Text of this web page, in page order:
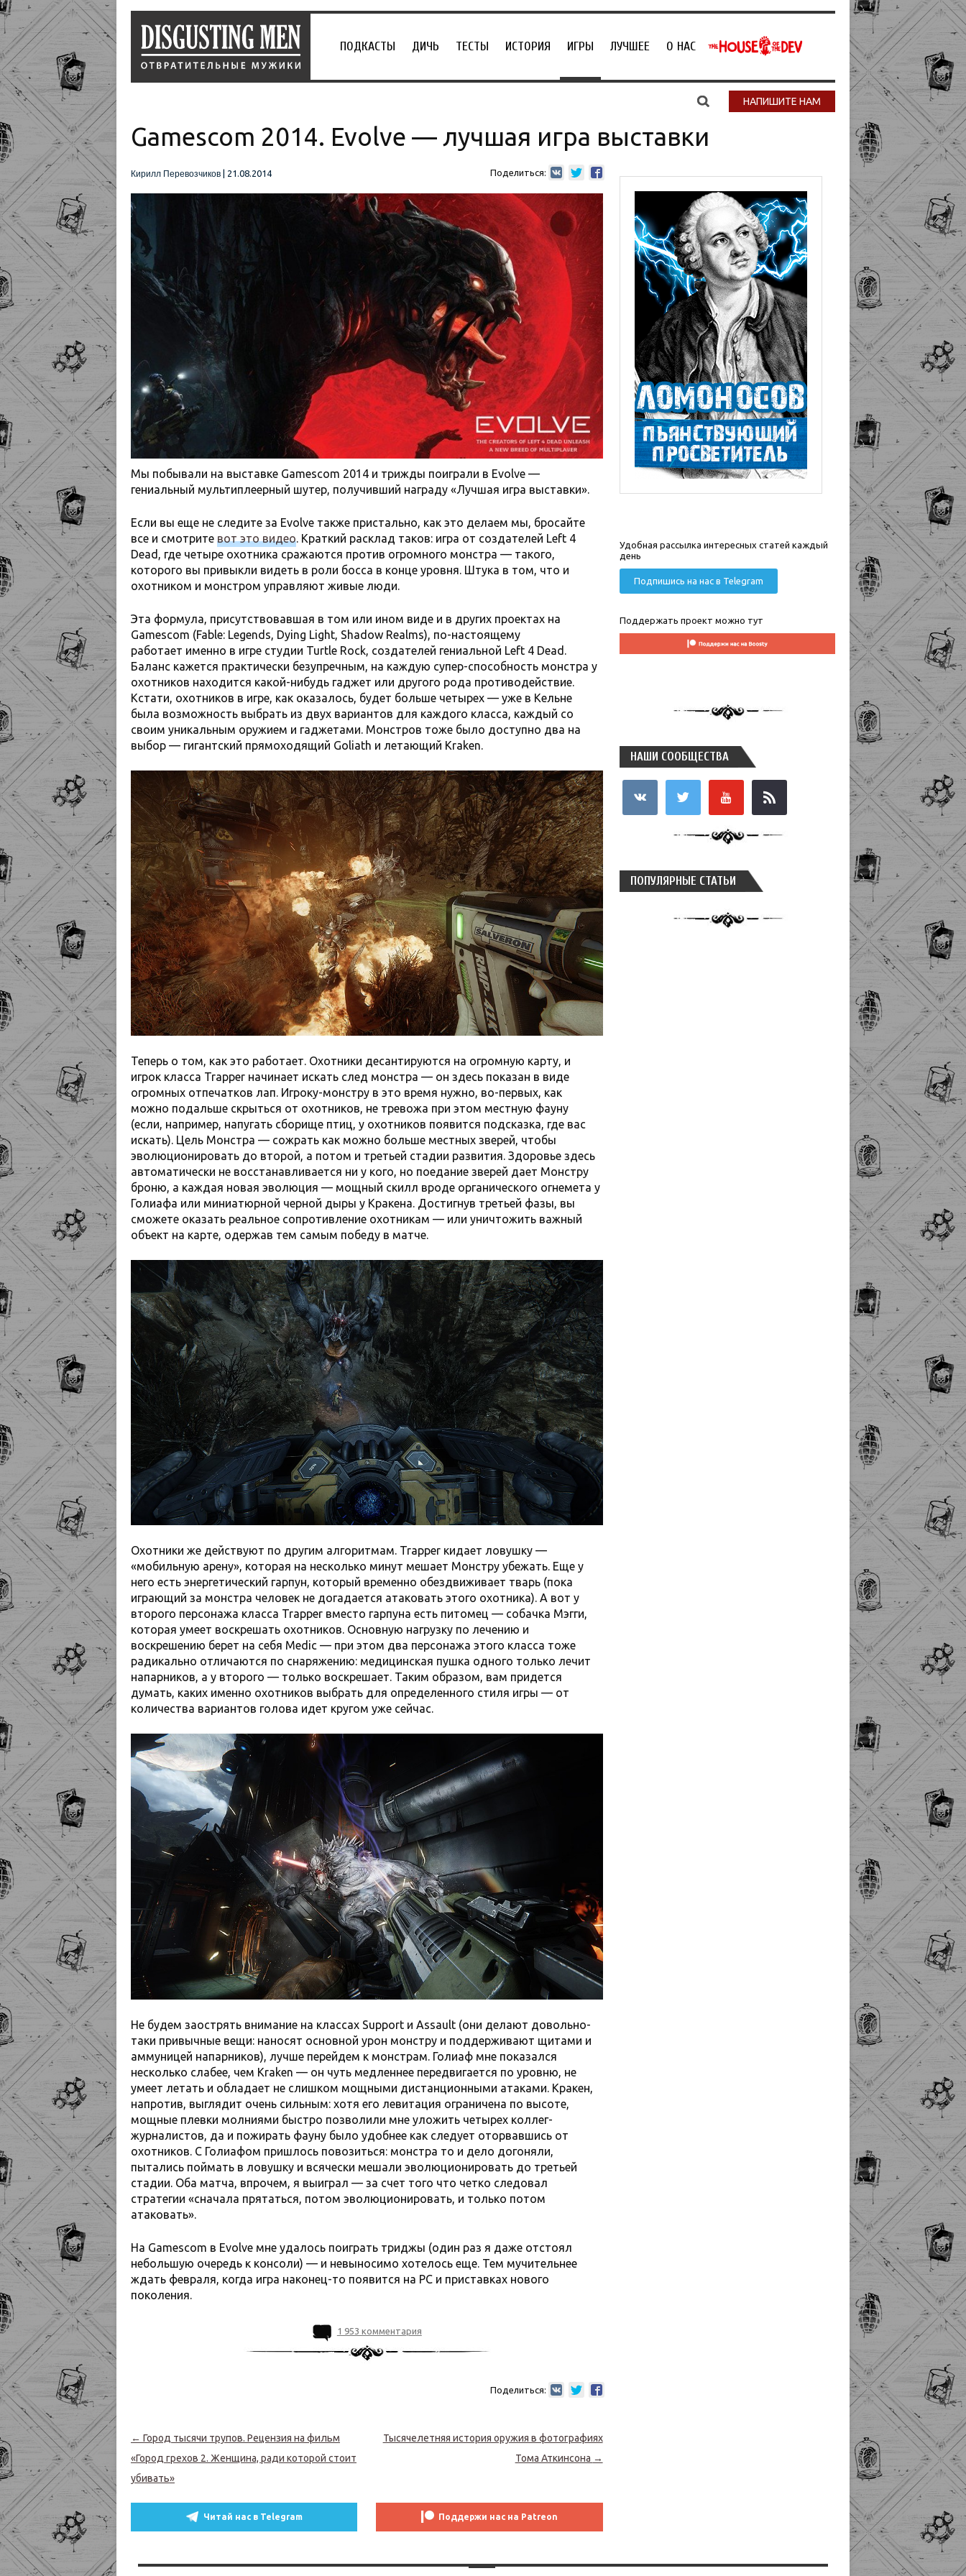
ПОДКАСТЫ ДИЧЬ ТЕСТЫ ИСТОРИЯ ИГРЫ ЛУЧШЕЕ О НАС
НАПИШИТЕ НАМ
Gamescom 2014. Evolve — лучшая игра выставки
Кирилл Перевозчиков 21.08.2014 Поделиться:
Мы побывали на выставке Gamescom 2014 и трижды поиграли в Evolve —
гениальный мультиплеерный шутер, получивший награду «Лучшая игра выставки».
Если вы еще не следите за Evolve также пристально, как это делаем мы, бросайте
все и смотрите вот это видео. Краткий расклад таков: игра от создателей Left 4
Dead, где четыре охотника сражаются против огромного монстра — такого,
которого вы привыкли видеть в роли босса в конце уровня. Штука в том, что и
охотником и монстром управляют живые люди.
Эта формула, присутствовавшая в том или ином виде и в других проектах на
Gamescom (Fable: Legends, Dying Light, Shadow Realms), по-настоящему
работает именно в игре студии Turtle Rock, создателей гениальной Left 4 Dead.
Баланс кажется практически безупречным, на каждую супер-способность монстра у
охотников находится какой-нибудь гаджет или другого рода противодействие.
Кстати, охотников в игре, как оказалось, будет больше четырех — уже в Кельне
была возможность выбрать из двух вариантов для каждого класса, каждый со
своим уникальным оружием и гаджетами. Монстров тоже было доступно два на
выбор — гигантский прямоходящий Goliath и летающий Kraken.
Теперь о том, как это работает. Охотники десантируются на огромную карту, и
игрок класса Trapper начинает искать след монстра — он здесь показан в виде
огромных отпечатков лап. Игроку-монстру в это время нужно, во-первых, как
можно подальше скрыться от охотников, не тревожа при этом местную фауну
(если, например, напугать сборище птиц, у охотников появится подсказка, где вас
искать). Цель Монстра — сожрать как можно больше местных зверей, чтобы
эволюционировать до второй, а потом и третьей стадии развития. Здоровье здесь
автоматически не восстанавливается ни у кого, но поедание зверей дает Монстру
броню, а каждая новая эволюция — мощный скилл вроде органического огнемета у
Голиафа или миниатюрной черной дыры у Кракена. Достигнув третьей фазы, вы
сможете оказать реальное сопротивление охотникам — или уничтожить важный
объект на карте, одержав тем самым победу в матче.
Охотники же действуют по другим алгоритмам. Trapper кидает ловушку —
«мобильную арену», которая на несколько минут мешает Монстру убежать. Еще у
него есть энергетический гарпун, который временно обездвиживает тварь (пока
играющий за монстра человек не догадается атаковать этого охотника). А вот у
второго персонажа класса Trapper вместо гарпуна есть питомец — собачка Мэгги,
которая умеет воскрешать охотников. Основную нагрузку по лечению и
воскрешению берет на себя Medic — при этом два персонажа этого класса тоже
радикально отличаются по снаряжению: медицинская пушка одного только лечит
напарников, а у второго — только воскрешает. Таким образом, вам придется
думать, каких именно охотников выбрать для определенного стиля игры — от
количества вариантов голова идет кругом уже сейчас.
Не будем заострять внимание на классах Support и Assault (они делают довольно-
таки привычные вещи: наносят основной урон монстру и поддерживают щитами и
аммуницей напарников), лучше перейдем к монстрам. Голиаф мне показался
несколько слабее, чем Kraken — он чуть медленнее передвигается по уровню, не
умеет летать и обладает не слишком мощными дистанционными атаками. Кракен,
напротив, выглядит очень сильным: хотя его левитация ограничена по высоте,
мощные плевки молниями быстро позволили мне уложить четырех коллег-
журналистов, да и пожирать фауну было удобнее как следует оторвавшись от
охотников. С Голиафом пришлось повозиться: монстра то и дело догоняли,
пытались поймать в ловушку и всячески мешали эволюционировать до третьей
стадии. Оба матча, впрочем, я выиграл — за счет того что четко следовал
стратегии «сначала прятаться, потом эволюционировать, и только потом
атаковать».
На Gamescom в Evolve мне удалось поиграть триджы (один раз я даже отстоял
небольшую очередь к консоли) — и невыносимо хотелось еще. Тем мучительнее
ждать февраля, когда игра наконец-то появится на PC и приставках нового
поколения.
1 953 комментария
Поделиться:
Навигация по записям
← Город тысячи трупов. Рецензия на фильм
«Город грехов 2. Женщина, ради которой стоит
убивать»
Тысячелетняя история оружия в фотографиях
Тома Аткинсона →
Читай нас в Telegram Поддержи нас на Patreon
Удобная рассылка интересных статей каждый
день
Подпишись на нас в Telegram
Поддержать проект можно тут
НАШИ СООБЩЕСТВА
ПОПУЛЯРНЫЕ СТАТЬИ